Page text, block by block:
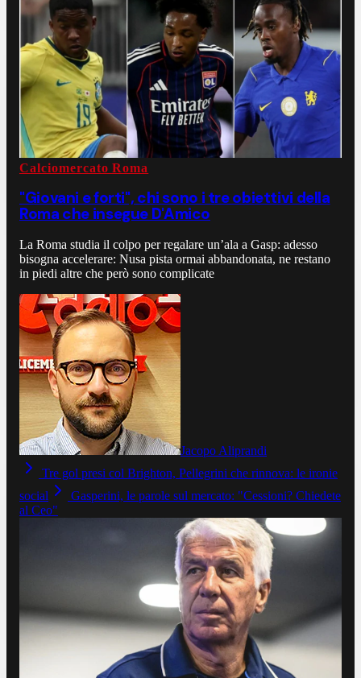
Calciomercato Roma
"Giovani e forti", chi sono i tre obiettivi della
Roma che insegue D'Amico
La Roma studia il colpo per regalare un’ala a Gasp: adesso
bisogna accelerare: Nusa pista ormai abbandonata, ne restano
in piedi altre che però sono complicate
Jacopo Aliprandi
Tre gol presi col Brighton, Pellegrini che rinnova: le ironie
social
Gasperini, le parole sul mercato: "Cessioni? Chiedete
al Ceo"